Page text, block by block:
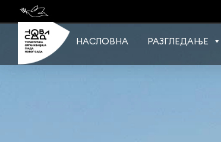
content
НАСЛОВНА РАЗГЛЕДАЊЕ